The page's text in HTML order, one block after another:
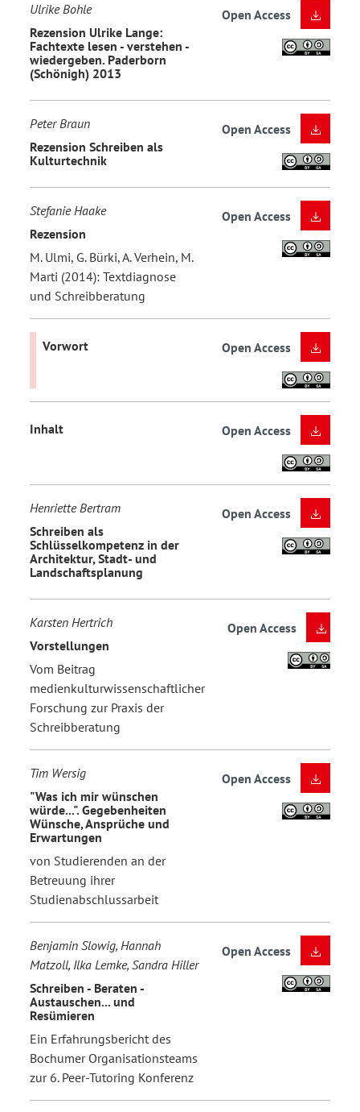
Ulrike Bohle
Rezension Ulrike Lange:
Fachtexte lesen - verstehen -
wiedergeben. Paderborn
(Schönigh) 2013
Open Access
Peter Braun
Rezension Schreiben als
Kulturtechnik
Open Access
Stefanie Haake
Rezension
M. Ulmi, G. Bürki, A. Verhein, M.
Marti (2014): Textdiagnose
und Schreibberatung
Open Access
Vorwort Open Access
Inhalt Open Access
Henriette Bertram
Schreiben als
Schlüsselkompetenz in der
Architektur, Stadt- und
Landschaftsplanung
Open Access
Karsten Hertrich
Vorstellungen
Vom Beitrag
medienkulturwissenschaftlicher
Forschung zur Praxis der
Schreibberatung
Open Access
Tim Wersig
"Was ich mir wünschen
würde...". Gegebenheiten
Wünsche, Ansprüche und
Erwartungen
von Studierenden an der
Betreuung ihrer
Studienabschlussarbeit
Open Access
Benjamin Slowig, Hannah
Matzoll, Ilka Lemke, Sandra Hiller
Schreiben - Beraten -
Austauschen... und
Resümieren
Ein Erfahrungsbericht des
Bochumer Organisationsteams
zur 6. Peer-Tutoring Konferenz
Open Access